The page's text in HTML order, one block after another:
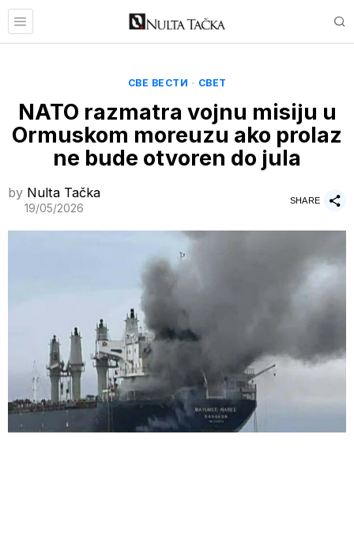
СВЕ ВЕСТИ · СВЕТ
NATO razmatra vojnu misiju u
Ormuskom moreuzu ako prolaz
ne bude otvoren do jula
by Nulta Tačka
19/05/2026
SHARE